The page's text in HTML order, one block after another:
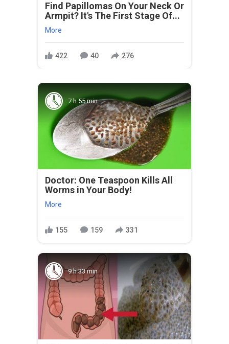
Find Papillomas On Your Neck Or
Armpit? It's The First Stage Of...
More
422 40 276
7 h 55 min
Doctor: One Teaspoon Kills All
Worms in Your Body!
More
155 159 331
9 h 33 min